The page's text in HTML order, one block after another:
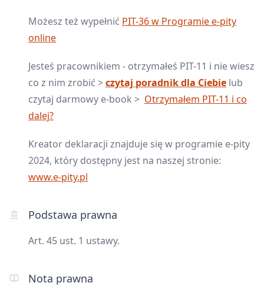
Możesz też wypełnić PIT-36 w Programie e-pity
online
Jesteś pracownikiem - otrzymałeś PIT-11 i nie wiesz
co z nim zrobić >czytaj poradnik dla Ciebie lub
czytaj darmowy e-book > Otrzymałem PIT-11 i co
dalej?
Kreator deklaracji znajduje się w programie e-pity
2024, który dostępny jest na naszej stronie:
www.e-pity.pl
Podstawa prawna
Art. 45 ust. 1 ustawy.
Nota prawna